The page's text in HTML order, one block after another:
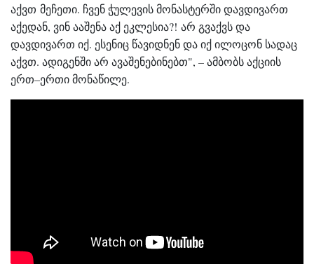
აქვთ მეჩეთი. ჩვენ ჭულევის მონასტერში დავდივართ
აქედან, ვინ ააშენა აქ ეკლესია?! არ გვაქვს და
დავდივართ იქ. ესენიც წავიდნენ და იქ ილოცონ სადაც
აქვთ. ადიგენში არ ავაშენებინებთ", – ამბობს აქციის
ერთ–ერთი მონაწილე.